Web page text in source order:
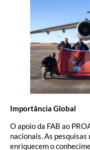
Importância Global
O apoio da FAB ao
nacionais. As
enriquecem o